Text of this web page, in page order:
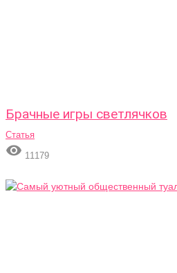
Брачные игры светлячков
Статья
 11179